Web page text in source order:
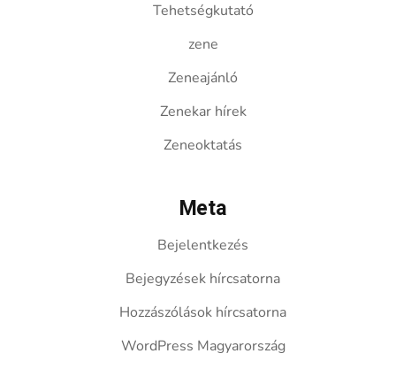
Tehetségkutató
zene
Zeneajánló
Zenekar hírek
Zeneoktatás
Meta
Bejelentkezés
Bejegyzések hírcsatorna
Hozzászólások hírcsatorna
WordPress Magyarország